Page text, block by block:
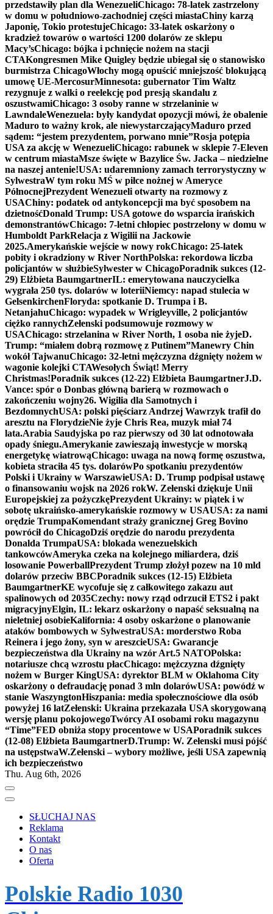
przedstawiły plan dla WenezueliChicago: 78-latek zastrzelony
w domu w południowo-zachodniej części miastaChiny karzą
Japonię, Tokio protestujeChicago: 33-latek oskarżony o
kradzież towarów o wartości 1200 dolarów ze sklepu
Macy’sChicago: bójka i pchnięcie nożem na stacji
CTAKongresmen Mike Quigley będzie ubiegał się o stanowisko
burmistrza ChicagoWłochy mogą opuścić mniejszość blokującą
umowę UE-MercosurMinnesota: gubernator Tim Waltz
rezygnuje z walki o reelekcję pod presją skandalu z
oszustwamiChicago: 3 osoby ranne w strzelaninie w
LawndaleWenezuela: były kandydat opozycji mówi, że obalenie
Maduro to ważny krok, ale niewystarczającyMaduro przed
sądem: “jestem prezydentem, porwano mnie”Rosja potępia
USA za akcję w WenezueliChicago: rabunek w sklepie 7-Eleven
w centrum miastaMsze święte w Bazylice Św. Jacka – niedzielne
na naszej antenie!USA: udaremniony zamach terrorystyczny w
SylwestraW tym roku MŚ w piłce nożnej w Ameryce
PółnocnejPrezydent Wenezueli otwarty na rozmowy z
USAChiny: podatek od antykoncepcji ma być sposobem na
dzietnośćDonald Trump: USA gotowe do wsparcia irańskich
demonstrantówChicago: 7-letni chłopiec postrzelony w domu w
Humboldt ParkRelacja z Wigilii na Jackowie
2025.Amerykańskie wejście w nowy rokChicago: 25-latek
pobity i okradziony w River NorthPolska: rekordowa liczba
policjantów w służbieSylwester w ChicagoPoradnik sukces (12-
29) Elżbieta BaumgartnerIL: emerytowana nauczycielka
wygrała 250 tys. dolarów w loteriiNiemcy: napad stulecia w
GelsenkirchenFloryda: spotkanie D. Trumpa i B.
NetanjahuChicago: wypadek w Wrigleyville, 2 policjantów
ciężko rannychZełenski podsumowuje rozmowy w
USAChicago: strzelanina w River North, 1 osoba nie żyjeD.
Trump: “miałem dobrą rozmowę z Putinem”Manewry Chin
wokół TajwanuChicago: 32-letni mężczyzna dźgnięty nożem w
wagonie kolejki CTAWesołych Świąt! Merry
Christmas!Poradnik sukces (12-22) Elżbieta BaumgartnerJ.D.
Vance: spór o Donbas główną barierą w rozmowach o
zakończeniu wojny26. Wigilia dla Samotnych i
BezdomnychUSA: polski pięściarz Andrzej Wawrzyk trafił do
aresztu na FlorydzieNie żyje Chris Rea, muzyk miał 74
lata.Arabia Saudyjska po raz pierwszy od 30 lat odnotowała
opady śniegu.Amerykanie zawieszają inwestycje w morską
energetykę wiatrowąChicago: uwaga na nową formę oszustwa,
kobieta straciła 45 tys. dolarówPo spotkaniu prezydentów
Polski i Ukrainy w WarszawieUSA: D. Trump podpisał ustawę
o finansowaniu wojsk na 2026 rokW. Zełenski dziękuje Unii
Europejskiej za pożyczkęPrezydent Ukrainy: w piątek i w
sobotę ukraińsko-amerykańskie rozmowy w USAUSA: za nami
orędzie TrumpaKomendant straży granicznej Greg Bovino
powrócił do ChicagoDziś orędzie do narodu prezydenta
Donalda TrumpaUSA: blokada wenezuelskich
tankowcówAmeryka czeka na kolejnego miliardera, dziś
losowanie PowerballPrezydent Trump złożył pozew na 10 mld
dolarów przeciw BBCPoradnik sukces (12-15) Elżbieta
BaumgartnerKE wycofuje się z całkowitego zakazu aut
spalinowych od 2035Czechy: nowy rząd odrzucił ETS2 i pakt
migracyjnyElgin, IL: lekarz oskarżony o napaść seksualną na
nieletniej osobieKalifornia: 4 osoby oskarżone o planowanie
ataków bombowych w SylwestraUSA: morderstwo Roba
Reinera i jego żony, syn w areszcieUSA: Gwarancje
bezpieczeństwa dla Ukrainy na wzór Art.5 NATOPolska:
notariusze chcą wzrostu płacChicago: mężczyzna dźgnięty
nożem w Burger KingUSA: dyrektor BLM w Oklahoma City
oskarżony o defraudację ponad 3 mln dolarówUSA: powódź w
stanie WaszyngtonHiszpania: media społecznościowe dla osób
powyżej 16 latZełenski: Ukraina przekazała USA skorygowaną
wersję planu pokojowegoTwórcy AI osobami roku magazynu
“Time”FED obniża stopy procentowe w USAPoradnik sukces
(12-08) Elżbieta BaumgartnerD.Trump: W. Zełenski musi pójść
na ustępstwaW.Zełenski – wybory możliwe, jeśli USA zapewnią
ich bezpieczeństwo
Thu. Aug 6th, 2026
SŁUCHAJ NAS
Reklama
Kontakt
O nas
Oferta
Polskie Radio 1030